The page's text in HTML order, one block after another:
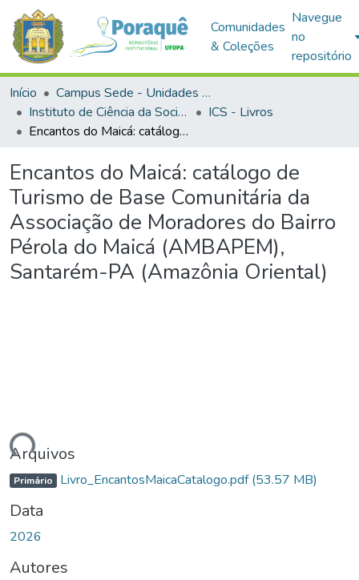
Comunidades
& Coleções
Navegue
no
repositório
Início
Campus Sede - Unidades Acadêmicas
Instituto de Ciência da Sociedade
ICS - Livros
Encantos do Maicá: catálogo de Turismo de Base Comunitária da Associação de Moradores do Bairro Pérola do Maicá (AMBAPEM), Santarém-PA (Amazônia Oriental)
Encantos do Maicá: catálogo de
Turismo de Base Comunitária da
Associação de Moradores do Bairro
Pérola do Maicá (AMBAPEM),
Santarém-PA (Amazônia Oriental)
Arquivos
Primário Livro_EncantosMaicaCatalogo.pdf(53.57 MB)
Data
2026
Autores